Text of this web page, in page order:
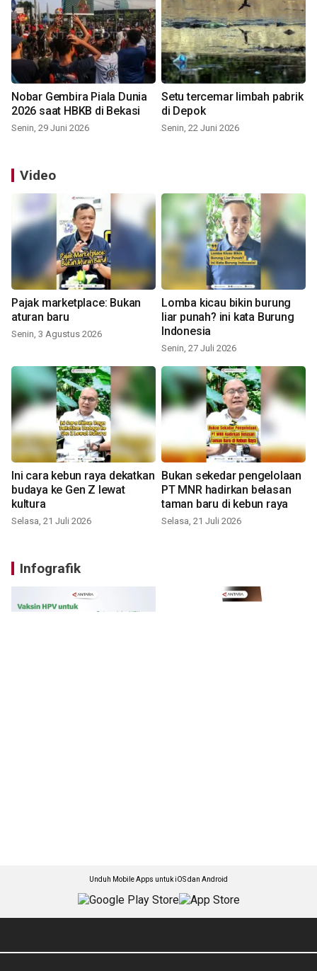
Nobar Gembira Piala Dunia
2026 saat HBKB di Bekasi
Senin, 29 Juni 2026
Setu tercemar limbah pabrik
di Depok
Senin, 22 Juni 2026
Video
Pajak marketplace: Bukan
aturan baru
Senin, 3 Agustus 2026
Lomba kicau bikin burung
liar punah? ini kata Burung
Indonesia
Senin, 27 Juli 2026
Ini cara kebun raya dekatkan
budaya ke Gen Z lewat
kultura
Selasa, 21 Juli 2026
Bukan sekedar pengelolaan
PT MNR hadirkan belasan
taman baru di kebun raya
Selasa, 21 Juli 2026
Infografik
Unduh Mobile Apps untuk iOS dan Android